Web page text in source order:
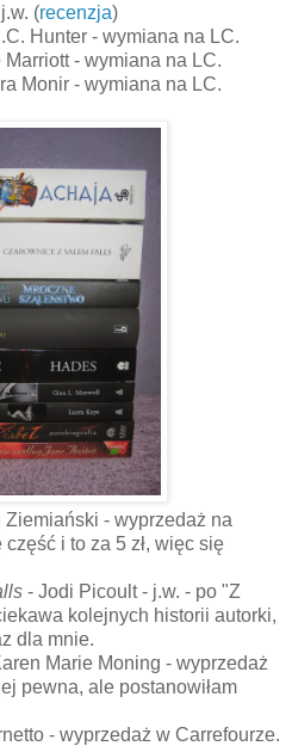
(recenzja)
Hunter - wymiana na LC.
Marriott - wymiana na LC.
Monir - wymiana na LC.
- wyprzedaż na
i to za 5 zł, więc się
- Jodi Picoult - j.w. - po "Z
kolejnych historii autorki,
dla mnie.
Marie Moning - wyprzedaż
pewna, ale postanowiłam
- wyprzedaż w Carrefourze.